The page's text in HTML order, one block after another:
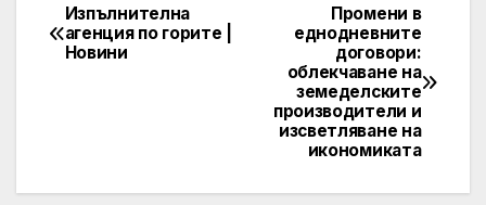
Навигация
Промени в
еднодневните
договори:
облекчаване на
земеделските
производители и
изсветляване на
икономиката
Изпълнителна
агенция по горите |
Новини